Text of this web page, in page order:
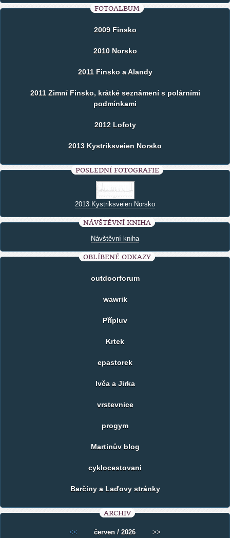
FOTOALBUM
2009 Finsko
2010 Norsko
2011 Finsko a Alandy
2011 Zimní Finsko, krátké seznámení s polárními
podmínkami
2012 Lofoty
2013 Kystriksveien Norsko
POSLEDNÍ FOTOGRAFIE
2013 Kystriksveien Norsko
NÁVŠTĚVNÍ KNIHA
Návštěvní kniha
OBLÍBENÉ ODKAZY
outdoorforum
wawrik
Přípluv
Krtek
epastorek
Ivča a Jirka
vrstevnice
progym
Martinův blog
cyklocestovani
Barčiny a Laďovy stránky
ARCHIV
<< červen / 2026 >>